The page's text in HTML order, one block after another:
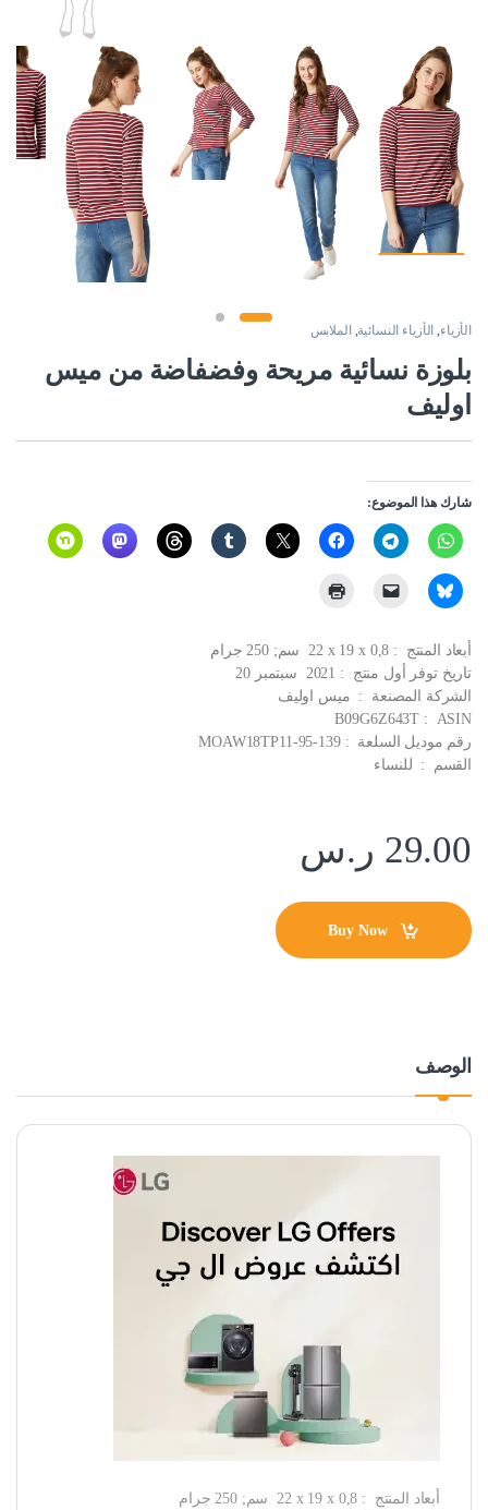
الأزياء, الأزياء النسائية, الملابس
بلوزة نسائية مريحة وفضفاضة من ميس
اوليف
شارك هذا الموضوع:
أبعاد المنتج ‏ : ‎ 22 x 19 x 0,8 سم; 250 جرام
تاريخ توفر أول منتج ‏ : ‎ 2021 سبتمبر 20
الشركة المصنعة ‏ : ‎ ميس اوليف
ASIN ‏ : ‎ B09G6Z643T
رقم موديل السلعة ‏ : ‎ MOAW18TP11-95-139
القسم ‏ : ‎ للنساء
29.00 ر.س
Buy Now
الوصف
أبعاد المنتج ‏ : ‎ 22 x 19 x 0,8 سم; 250 جرام